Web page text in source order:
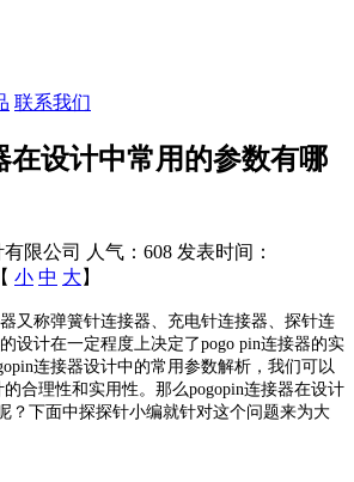
联系我们
在设计中常用的参数有哪
限公司 人气：608 发表时间：
【 小 中 大 】
称弹簧针连接器、充电针连接器、探针连
设计在一定程度上决定了pogo pin连接器的实
连接器设计中的常用参数解析，我们可以
合理性和实用性。那么pogopin连接器在设计
？下面中探探针小编就针对这个问题来为大